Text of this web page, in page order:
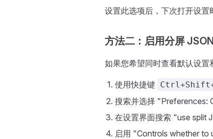
设置此选项后，下次打开设置
方法二：启用分屏
如果您希望同时查看默认设置
使用快捷键
搜索并选择 "Preferences:
在设置界面搜索 "use split
启用 "Controls whether to